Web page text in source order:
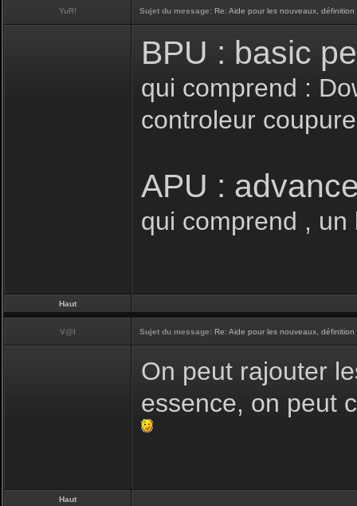
YuR! Sujet du message: Re: Aide pour les nouveaux,
BPU : basic
qui comprend :
controleur
APU :
qui comprend ,
Haut
V@l Sujet du message: Re: Aide pour les nouveaux,
On peut rajouter
essence, on peut
Haut